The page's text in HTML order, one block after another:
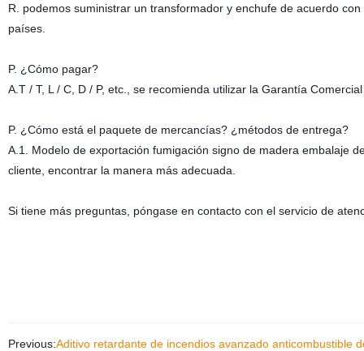
R. podemos suministrar un transformador y enchufe de acuerdo
países.
P. ¿Cómo pagar?
A.T / T, L / C, D / P, etc., se recomienda utilizar la Garantía
P. ¿Cómo está el paquete de mercancías? ¿métodos de entrega?
A.1. Modelo de exportación fumigación signo de madera embalaje
cliente, encontrar la manera más adecuada.
Si tiene más preguntas, póngase en contacto con el servicio de
Previous:Aditivo retardante de incendios avanzado anticombustible